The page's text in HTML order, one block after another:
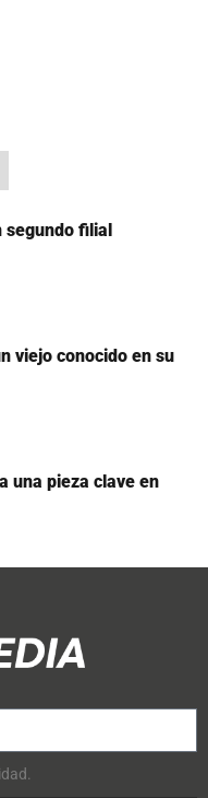
segundo filial
viejo conocido en su
una pieza clave en